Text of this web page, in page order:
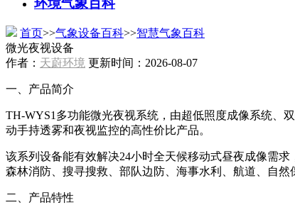
首页>>气象设备百科>>智慧气象百科
微光夜视设备
作者： 天蔚环境 更新时间：2026-08-07
一、产品简介
TH-WYS1多功能微光夜视系统，由超低照度成像系统、
动手持透雾和夜视监控的高性价比产品。
该系列设备能有效解决24小时全天候移动式昼夜成像需
森林消防、搜寻搜救、部队边防、海事水利、航道、自
二、产品特性